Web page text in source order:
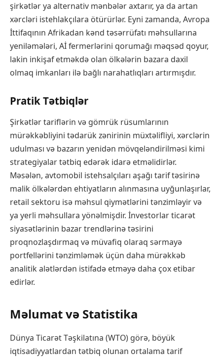
şirkətlər ya alternativ mənbələr axtarır, ya da artan
xərcləri istehlakçılara ötürürlər. Eyni zamanda, Avropa
İttifaqının Afrikadan kənd təsərrüfatı məhsullarına
yeniləmələri, Aİ fermerlərini qorumağı məqsəd qoyur,
lakin inkişaf etməkdə olan ölkələrin bazara daxil
olmaq imkanları ilə bağlı narahatlıqları artırmışdır.
Pratik Tətbiqlər
Şirkətlər tariflərin və gömrük rüsumlarının
mürəkkəbliyini tədarük zənirinin müxtəlifliyi, xərclərin
udulması və bazarın yenidən mövqeləndirilməsi kimi
strategiyalar tətbiq edərək idarə etməlidirlər.
Məsələn, avtomobil istehsalçıları aşağı tarif təsirinə
malik ölkələrdən ehtiyatların alınmasına uyğunlaşırlar,
retail sektoru isə məhsul qiymətlərini tənzimləyir və
ya yerli məhsullara yönəlmişdir. İnvestorlar ticarət
siyasətlərinin bazar trendlərinə təsirini
proqnozlaşdırmaq və müvafiq olaraq sərmayə
portfellərini tənzimləmək üçün daha mürəkkəb
analitik alətlərdən istifadə etməyə daha çox etibar
edirlər.
Məlumat və Statistika
Dünya Ticarət Təşkilatına (WTO) görə, böyük
iqtisadiyyatlardan tətbiq olunan ortalama tarif